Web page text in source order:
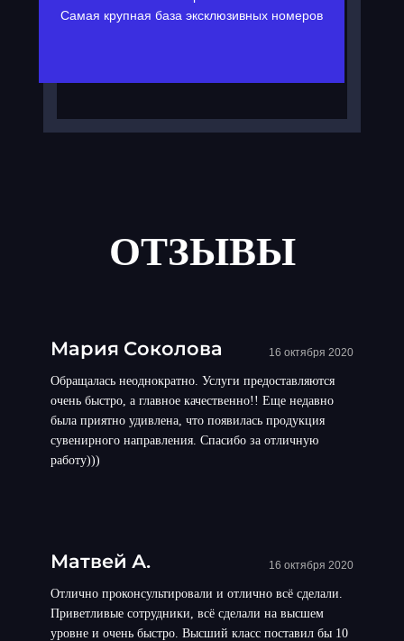
Самая крупная база эксклюзивных номеров
ОТЗЫВЫ
Мария Соколова 16 октября 2020
Обращалась неоднократно. Услуги предоставляются
очень быстро, а главное качественно!! Еще недавно
была приятно удивлена, что появилась продукция
сувенирного направления. Спасибо за отличную
работу)))
Матвей А. 16 октября 2020
Отлично проконсультировали и отлично всё сделали.
Приветливые сотрудники, всё сделали на высшем
уровне и очень быстро. Высший класс поставил бы 10